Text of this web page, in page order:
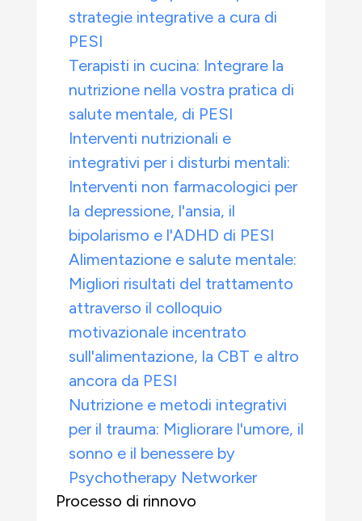
strategie integrative a cura di
PESI
Terapisti in cucina: Integrare la
nutrizione nella vostra pratica di
salute mentale, di PESI
Interventi nutrizionali e
integrativi per i disturbi mentali:
Interventi non farmacologici per
la depressione, l'ansia, il
bipolarismo e l'ADHD di PESI
Alimentazione e salute mentale:
Migliori risultati del trattamento
attraverso il colloquio
motivazionale incentrato
sull'alimentazione, la CBT e altro
ancora da PESI
Nutrizione e metodi integrativi
per il trauma: Migliorare l'umore, il
sonno e il benessere by
Psychotherapy Networker
Processo di rinnovo